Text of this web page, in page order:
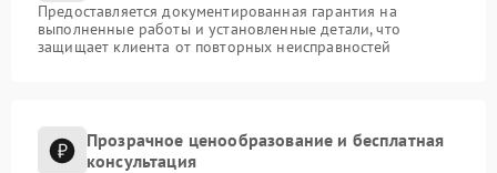
Предоставляется документированная гарантия на
выполненные работы и установленные детали, что
защищает клиента от повторных неисправностей
Прозрачное ценообразование и бесплатная
консультация